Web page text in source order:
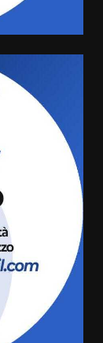
dal
arma
il piano
del